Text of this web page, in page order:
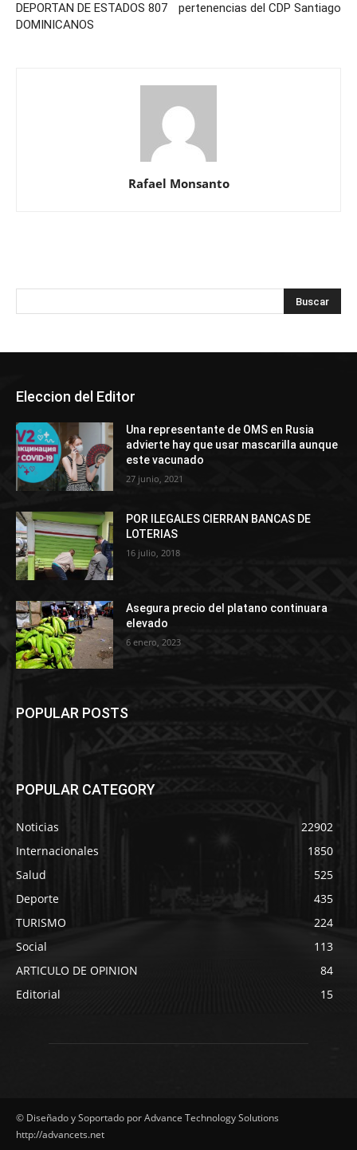
DEPORTAN DE ESTADOS 807
DOMINICANOS
pertenencias del CDP Santiago
Rafael Monsanto
Eleccion del Editor
Una representante de OMS en Rusia
advierte hay que usar mascarilla aunque
este vacunado
27 junio, 2021
POR ILEGALES CIERRAN BANCAS DE
LOTERIAS
16 julio, 2018
Asegura precio del platano continuara
elevado
6 enero, 2023
POPULAR POSTS
POPULAR CATEGORY
Noticias
22902
Internacionales
1850
Salud
525
Deporte
435
TURISMO
224
Social
113
ARTICULO DE OPINION
84
Editorial
15
© Diseñado y Soportado por Advance Technology Solutions
http://advancets.net